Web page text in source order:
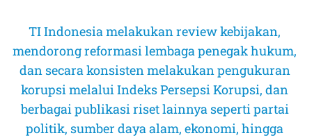
TI Indonesia melakukan review kebijakan,
mendorong reformasi lembaga penegak hukum,
dan secara konsisten melakukan pengukuran
korupsi melalui Indeks Persepsi Korupsi, dan
berbagai publikasi riset lainnya seperti partai
politik, sumber daya alam, ekonomi, hingga